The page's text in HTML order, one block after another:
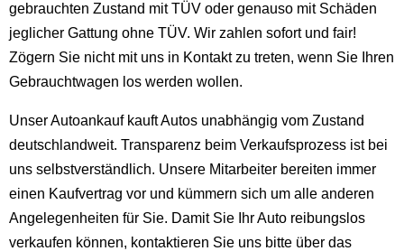
gebrauchten Zustand mit TÜV oder genauso mit Schäden
jeglicher Gattung ohne TÜV. Wir zahlen sofort und fair!
Zögern Sie nicht mit uns in Kontakt zu treten, wenn Sie Ihren
Gebrauchtwagen los werden wollen.
Unser Autoankauf kauft Autos unabhängig vom Zustand
deutschlandweit. Transparenz beim Verkaufsprozess ist bei
uns selbstverständlich. Unsere Mitarbeiter bereiten immer
einen Kaufvertrag vor und kümmern sich um alle anderen
Angelegenheiten für Sie. Damit Sie Ihr Auto reibungslos
verkaufen können, kontaktieren Sie uns bitte über das